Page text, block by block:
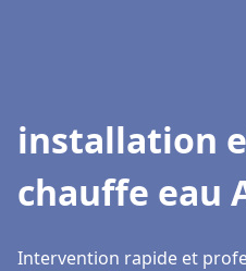
installation
chauffe eau
Intervention rapide et